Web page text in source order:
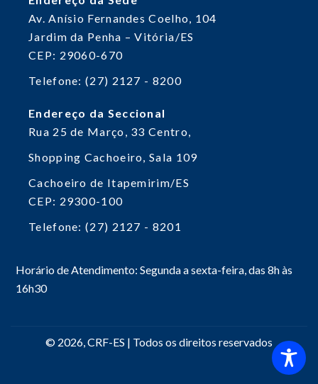
Av. Anísio Fernandes Coelho, 104
Jardim da Penha – Vitória/ES
CEP: 29060-670
Telefone: (27) 2127 - 8200
Endereço da Seccional
Rua 25 de Março, 33Centro,
Shopping Cachoeiro, Sala 109
Cachoeiro de Itapemirim/ES
CEP: 29300-100
Telefone: (27) 2127 - 8201
Horário de Atendimento: Segunda a sexta-feira, das 8h às
16h30
© 2026, CRF-ES | Todos os direitos reservados